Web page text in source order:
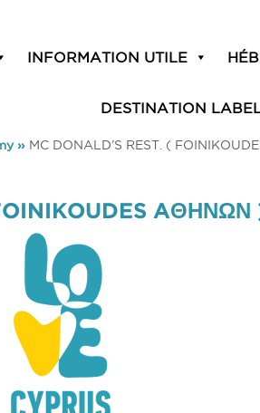
INFORMATION UTILE
DESTINATION
» MC DONALD’S REST. (
AΘΗΝΩΝ